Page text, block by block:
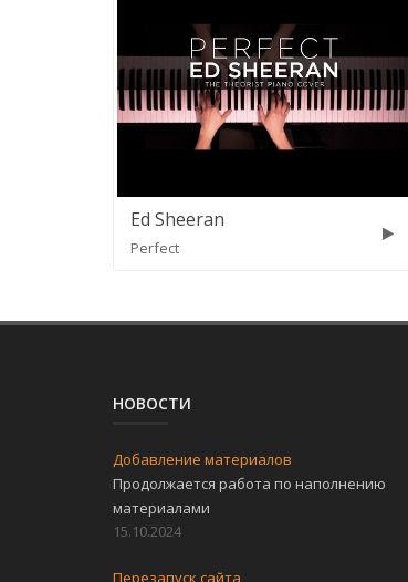
Ed Sheeran
Perfect
НОВОСТИ
Добавление материалов
Продолжается работа по наполнению
материалами
15.10.2024
Перезапуск сайта